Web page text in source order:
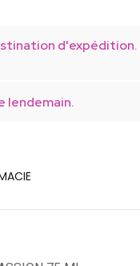
d'expédition.
lendemain.